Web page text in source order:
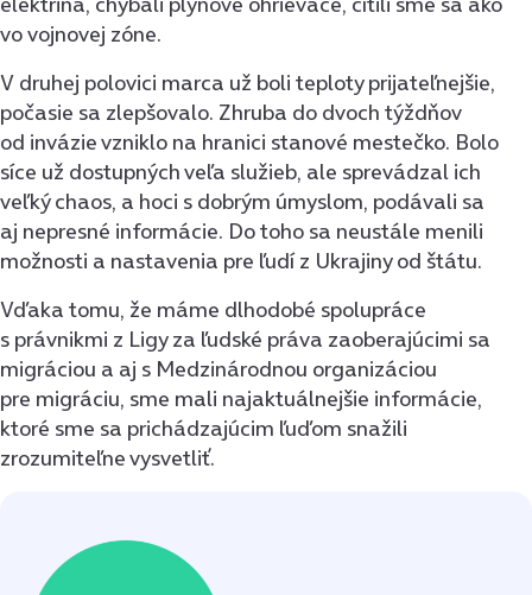
vo vojnovej zóne.
V druhej polovici marca už boli teploty prijateľnejšie,
počasie sa zlepšovalo. Zhruba do dvoch týždňov
od invázie vzniklo na hranici stanové mestečko. Bolo
síce už dostupných veľa služieb, ale sprevádzal ich
veľký chaos, a hoci s dobrým úmyslom, podávali sa
aj nepresné informácie. Do toho sa neustále menili
možnosti a nastavenia pre ľudí z Ukrajiny od štátu.
Vďaka tomu, že máme dlhodobé spolupráce
s právnikmi z Ligy za ľudské práva zaoberajúcimi sa
migráciou a aj s Medzinárodnou organizáciou
pre migráciu, sme mali najaktuálnejšie informácie,
ktoré sme sa prichádzajúcim ľuďom snažili
zrozumiteľne vysvetliť.